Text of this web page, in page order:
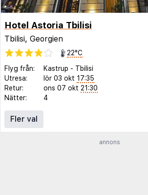
Hotel Astoria Tbilisi
Tbilisi, Georgien
22°C
Flyg från:
Kastrup - Tbilisi
Utresa:
lör 03 okt 17:35
Retur:
ons 07 okt 21:30
Nätter:
4
Fler val
annons